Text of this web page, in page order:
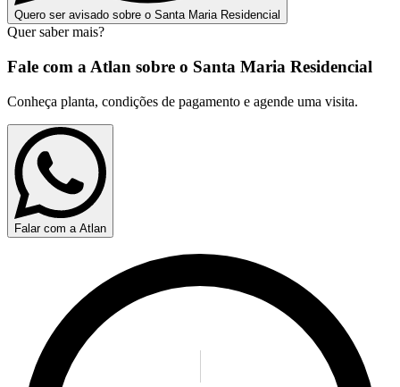
Quero ser avisado sobre o Santa Maria Residencial
Quer saber mais?
Fale com a Atlan sobre o Santa Maria Residencial
Conheça planta, condições de pagamento e agende uma visita.
Falar com a Atlan